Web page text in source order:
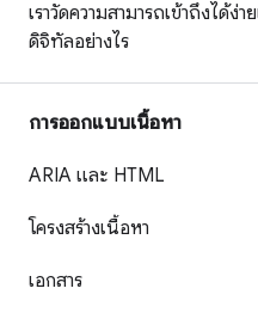
เราวัดความสามารถเข้าถึงได้ง่
ดิจิทัลอย่างไร
การออกแบบเนื้อหา
ARIA และ HTML
โครงสร้างเนื้อหา
เอกสาร